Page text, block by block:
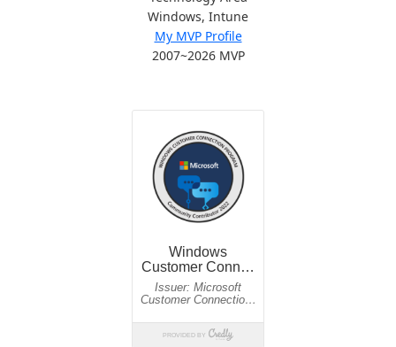
Windows, Intune
My MVP Profile
2007~2026 MVP